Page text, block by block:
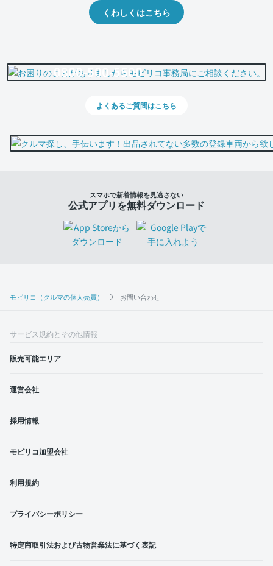
モビリコ（クルマの個人売買） お問い合わせ
くわしくはこちら
0800-500-5500
よくあるご質問はこちら
スマホで新着情報を見逃さない
公式アプリを無料ダウンロード
サービス規約とその他情報
販売可能エリア
運営会社
採用情報
モビリコ加盟会社
利用規約
プライバシーポリシー
特定商取引法および古物営業法に基づく表記